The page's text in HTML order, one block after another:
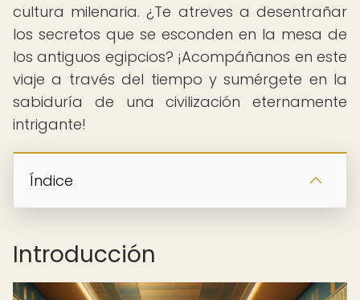
cultura milenaria. ¿Te atreves a desentrañar
los secretos que se esconden en la mesa de
los antiguos egipcios? ¡Acompáñanos en este
viaje a través del tiempo y sumérgete en la
sabiduría de una civilización eternamente
intrigante!
Índice
Introducción